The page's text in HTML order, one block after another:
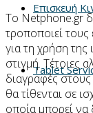
Επισκευή
Tablet
Το Netphone.gr
τροποποιεί
για τη χρήση της
στιγμή. Τέτοιες
διαγραφές
θα τίθενται σε
οποία μπορεί να